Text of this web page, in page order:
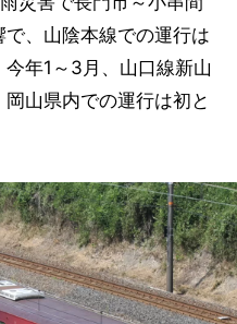
、山陰本線での運行は
年1～3月、山口線新山
山県内での運行は初と